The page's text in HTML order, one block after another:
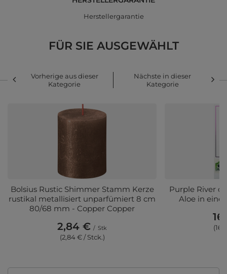
Herstellergarantie
FÜR SIE AUSGEWÄHLT
Vorherige aus dieser
Kategorie
Nächste in dieser
Kategorie
Bolsius Rustic Shimmer Stamm Kerze
rustikal metallisiert unparfümiert 8 cm
80/68 mm - Copper Copper
2,84 € / Stk
(2,84 € / Stck.)
Purple River
Aloe in